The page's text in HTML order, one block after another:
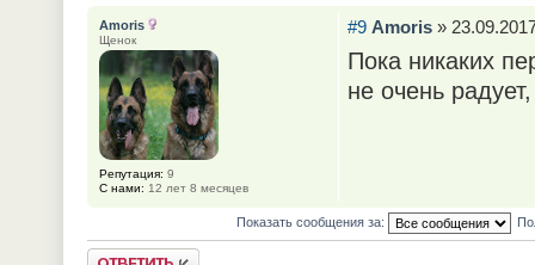
#9 Amoris»
Пока никаких
не очень
Amoris
Щенок
Репутация: 9
С нами: 12 лет 8 месяцев
Показать сообщения за:
Ответить